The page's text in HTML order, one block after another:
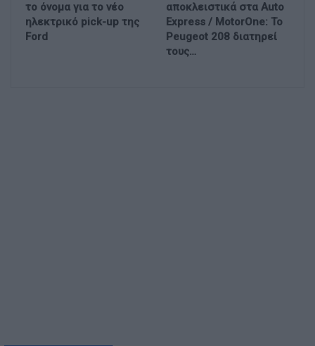
το όνομα για το νέο
ηλεκτρικό pick-up της
Ford
αποκλειστικά στα Auto
Express / MotorOne: Το
Peugeot 208 διατηρεί
τους…